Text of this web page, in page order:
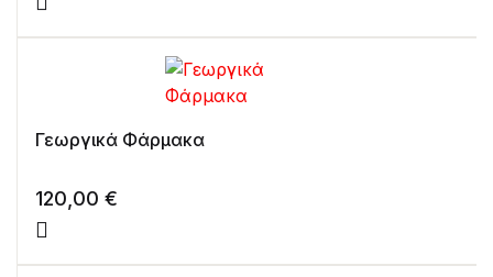
Γεωργικά Φάρμακα
120,00 €